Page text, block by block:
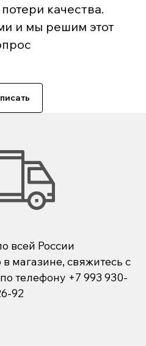
качества.
и мы решим этот
всей России
магазине, свяжитесь с
телефону +7 993 930-
92